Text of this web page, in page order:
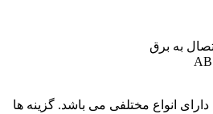
به برق
انواع مختلفی می باشد. گزینه ها